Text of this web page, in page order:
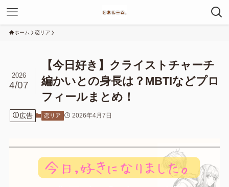
ホーム 恋リア
【今日好き】クライストチャーチ
編かいとの身長は？MBTIなどプロ
フィールまとめ！
2026
4/07
広告 恋リア 2026年4月7日